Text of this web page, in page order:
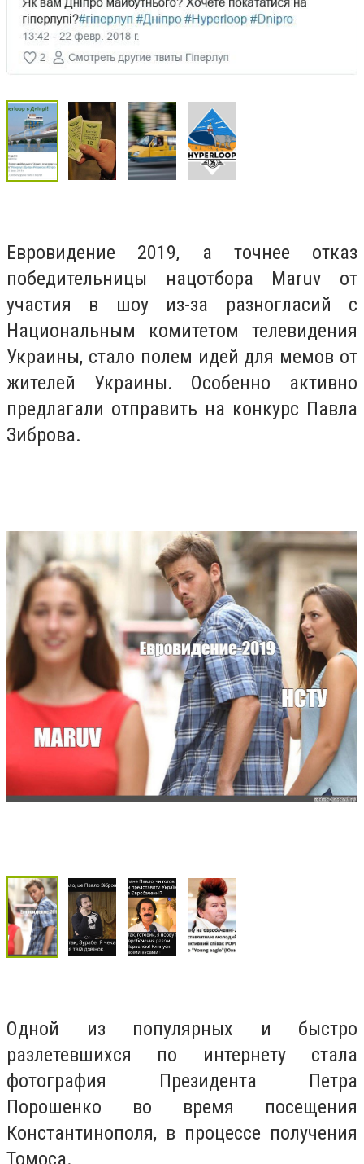
Евровидение 2019, а точнее отказ
победительницы нацотбора Maruv от
участия в шоу из-за разногласий с
Национальным комитетом телевидения
Украины, стало полем идей для мемов от
жителей Украины. Особенно активно
предлагали отправить на конкурс Павла
Зиброва.
Одной из популярных и быстро
разлетевшихся по интернету стала
фотография Президента Петра
Порошенко во время посещения
Константинополя, в процессе получения
Томоса.